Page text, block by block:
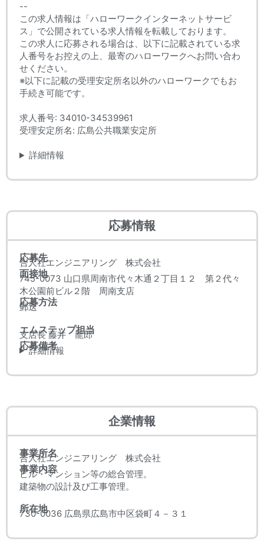
--
この求人情報は「ハローワークインターネットサービ
ス」で公開されている求人情報を転載しております。
この求人に応募される場合は、以下に記載されている求
人番号をお控えの上、最寄のハローワークへお問い合わ
せください。
※以下に記載の受理安定所名以外のハローワークでもお
手続き可能です。
求人番号: 34010-34539961
受理安定所名: 広島公共職業安定所
詳細情報
応募情報
応募先
合人社エンジニアリング 株式会社
面接地
745-0073 山口県周南市代々木通２丁目１２ 第２代々
木公園前ビル２階 周南支店
応募方法
郵送
エムステップ担当
支店長 藤井 龍郎
応募備考
詳細情報
企業情報
事業所名
合人社エンジニアリング 株式会社
事業内容
ビル・マンション等の総合管理。
建築物の設計及び工事管理。
所在地
730-0036 広島県広島市中区袋町４－３１